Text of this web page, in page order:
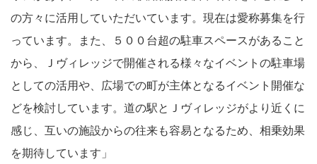
の方々に活用していただいています。現在は愛称募集を行
っています。また、５００台超の駐車スペースがあること
から、Ｊヴィレッジで開催される様々なイベントの駐車場
としての活用や、広場での町が主体となるイベント開催な
どを検討しています。道の駅とＪヴィレッジがより近くに
感じ、互いの施設からの往来も容易となるため、相乗効果
を期待しています」